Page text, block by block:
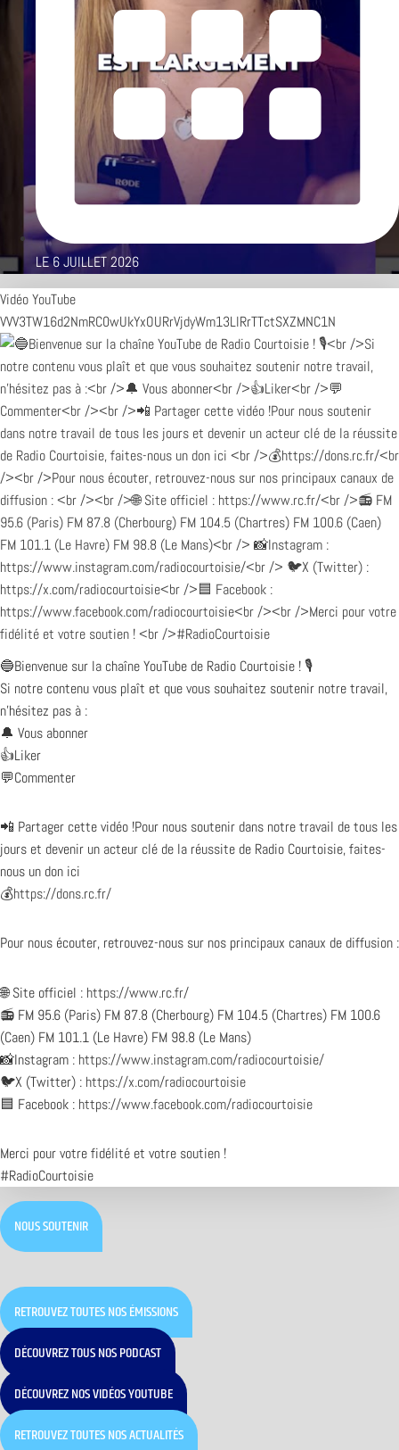
LE6 JUILLET 2026
Vidéo YouTube
VVV3TW16d2NmRC0wUkYxOURrVjdyWm13LlRrTTctSXZMNC1N
🔵Bienvenue sur la chaîne YouTube de Radio Courtoisie ! 🎙️
Si notre contenu vous plaît et que vous souhaitez soutenir notre travail,
n’hésitez pas à :
🔔 Vous abonner
👍Liker
💬Commenter
📲 Partager cette vidéo !Pour nous soutenir dans notre travail de tous les
jours et devenir un acteur clé de la réussite de Radio Courtoisie, faites-
nous un don ici
💰https://dons.rc.fr/
Pour nous écouter, retrouvez-nous sur nos principaux canaux de diffusion :
🌐 Site officiel : https://www.rc.fr/
📻 FM 95.6 (Paris) FM 87.8 (Cherbourg) FM 104.5 (Chartres) FM 100.6
(Caen) FM 101.1 (Le Havre) FM 98.8 (Le Mans)
📸Instagram : https://www.instagram.com/radiocourtoisie/
🐦X (Twitter) : https://x.com/radiocourtoisie
🟦 Facebook : https://www.facebook.com/radiocourtoisie
Merci pour votre fidélité et votre soutien !
#RadioCourtoisie
NOUS SOUTENIR
RETROUVEZ TOUTES NOS ÉMISSIONS
DÉCOUVREZ TOUS NOS PODCAST
DÉCOUVREZ NOS VIDÉOS YOUTUBE
RETROUVEZ TOUTES NOS ACTUALITÉS